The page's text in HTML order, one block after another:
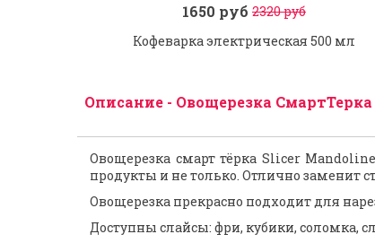
В корзину
Заказ в 1 клик
1650 руб 2320 руб
Кофеварка электрическая 500 мл
Описание - Овощерезка
Овощерезка смарт тёрка Slicer
продукты и не только. Отлично заменит
Овощерезка прекрасно подходит для
Доступны слайсы: фри, кубики, соломка,